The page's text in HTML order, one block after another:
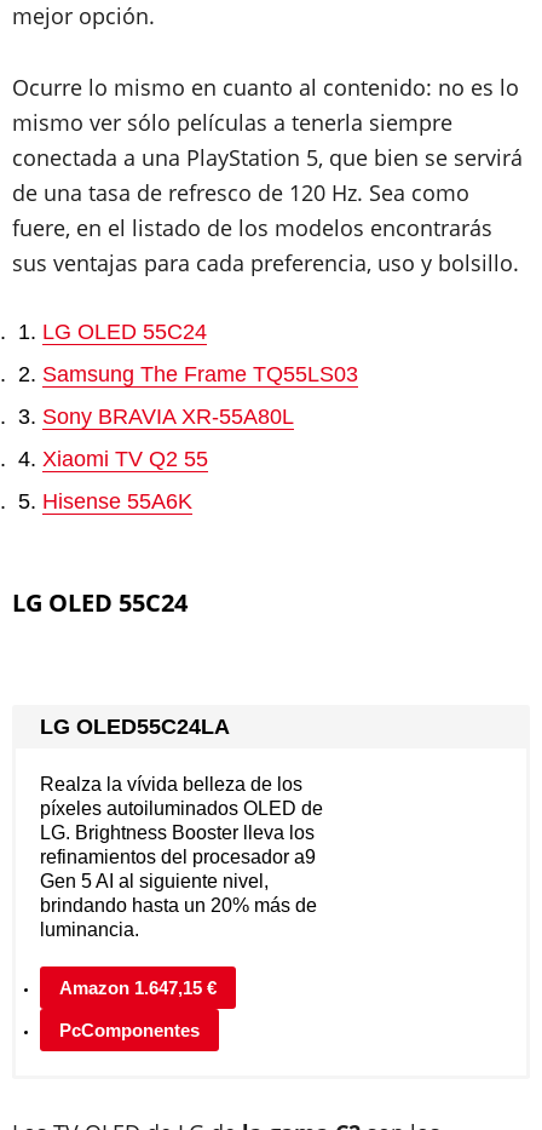
mejor opción.
Ocurre lo mismo en cuanto al contenido: no es lo
mismo ver sólo películas a tenerla siempre
conectada a una PlayStation 5, que bien se servirá
de una tasa de refresco de 120 Hz. Sea como
fuere, en el listado de los modelos encontrarás
sus ventajas para cada preferencia, uso y bolsillo.
LG OLED 55C24
Samsung The Frame TQ55LS03
Sony BRAVIA XR-55A80L
Xiaomi TV Q2 55
Hisense 55A6K
LG OLED 55C24
LG OLED55C24LA
Amazon 1.647,15 €
PcComponentes
Realza la vívida belleza de los
píxeles autoiluminados OLED de
LG. Brightness Booster lleva los
refinamientos del procesador a9
Gen 5 AI al siguiente nivel,
brindando hasta un 20% más de
luminancia.